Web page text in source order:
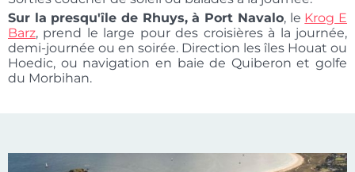
Sur la presqu'île de Rhuys, à Port Navalo, le Krog E
Barz, prend le large pour des croisières à la journée,
demi-journée ou en soirée. Direction les îles Houat ou
Hoedic, ou navigation en baie de Quiberon et golfe
du Morbihan.